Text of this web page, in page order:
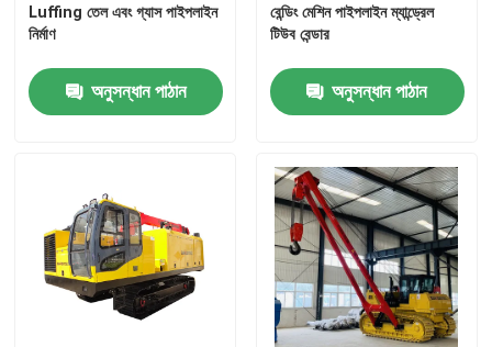
উদ্ধৃতির জন্য আবেদন
পাইপলাইন মেশিন
Luffing তেল এবং গ্যাস পাইপলাইন
নির্মাণ
অনুসন্ধান পাঠান
বেন্ডিং মেশিন পাইপলাইন ম্যান্ড্রেল
টিউব বেন্ডার
অনুসন্ধান পাঠান